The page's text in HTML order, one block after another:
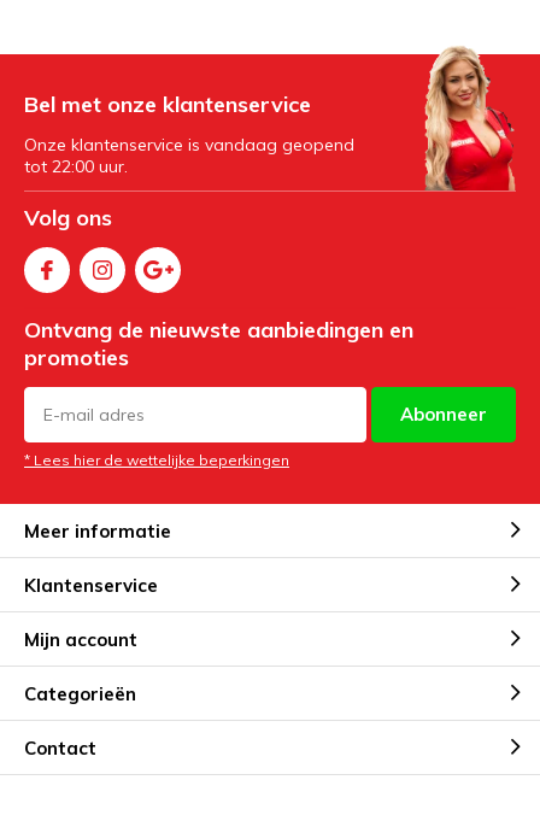
Bel met onze klantenservice
Onze klantenservice is vandaag geopend
tot 22:00 uur.
Volg ons
Ontvang de nieuwste aanbiedingen en
promoties
Abonneer
* Lees hier de wettelijke beperkingen
Meer informatie
Klantenservice
Mijn account
Categorieën
Contact